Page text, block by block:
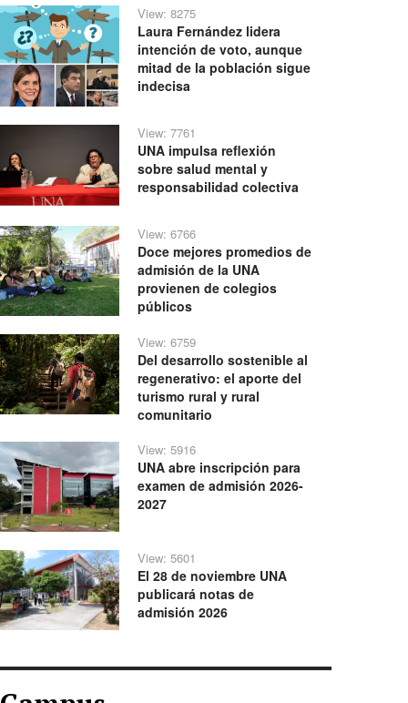
View: 8275
Laura Fernández lidera
intención de voto, aunque
mitad de la población sigue
indecisa
View: 7761
UNA impulsa reflexión
sobre salud mental y
responsabilidad colectiva
View: 6766
Doce mejores promedios de
admisión de la UNA
provienen de colegios
públicos
View: 6759
Del desarrollo sostenible al
regenerativo: el aporte del
turismo rural y rural
comunitario
View: 5916
UNA abre inscripción para
examen de admisión 2026-
2027
View: 5601
El 28 de noviembre UNA
publicará notas de
admisión 2026